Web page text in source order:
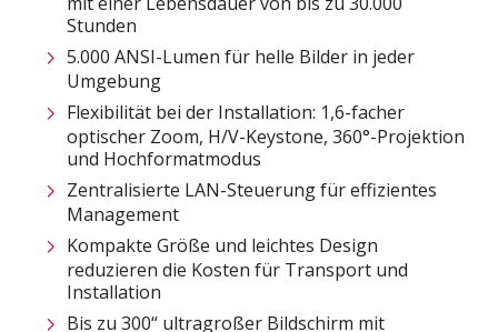
Stunden
5.000 ANSI-Lumen für helle Bilder in jeder
Umgebung
Flexibilität bei der Installation: 1,6-facher
optischer Zoom, H/V-Keystone, 360°-Projektion
und Hochformatmodus
Zentralisierte LAN-Steuerung für effizientes
Management
Kompakte Größe und leichtes Design
reduzieren die Kosten für Transport und
Installation
Bis zu 300“ ultragroßer Bildschirm mit